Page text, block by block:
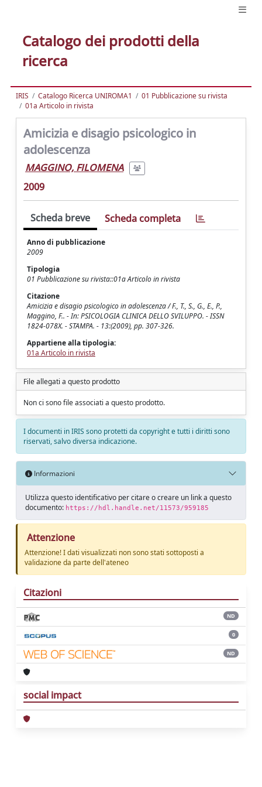
Catalogo dei prodotti della
ricerca
IRIS Catalogo Ricerca UNIROMA1
01 Pubblicazione su rivista
01a Articolo in rivista
Amicizia e disagio psicologico in
adolescenza
MAGGINO, FILOMENA
2009
Scheda breve Scheda completa
Anno di pubblicazione
2009
Tipologia
01 Pubblicazione su rivista::01a Articolo in rivista
Citazione
Amicizia e disagio psicologico in adolescenza / F., T., S., G., E., P.,
Maggino, F.. - In: PSICOLOGIA CLINICA DELLO SVILUPPO. - ISSN
1824-078X. - STAMPA. - 13:(2009), pp. 307-326.
Appartiene alla tipologia:
01a Articolo in rivista
File allegati a questo prodotto
Non ci sono file associati a questo prodotto.
I documenti in IRIS sono protetti da copyright e tutti i diritti sono
riservati, salvo diversa indicazione.
Informazioni
Utilizza questo identificativo per citare o creare un link a questo
documento: https://hdl.handle.net/11573/959185
Attenzione
Attenzione! I dati visualizzati non sono stati sottoposti a
validazione da parte dell'ateneo
Citazioni
ND
0
ND
social impact